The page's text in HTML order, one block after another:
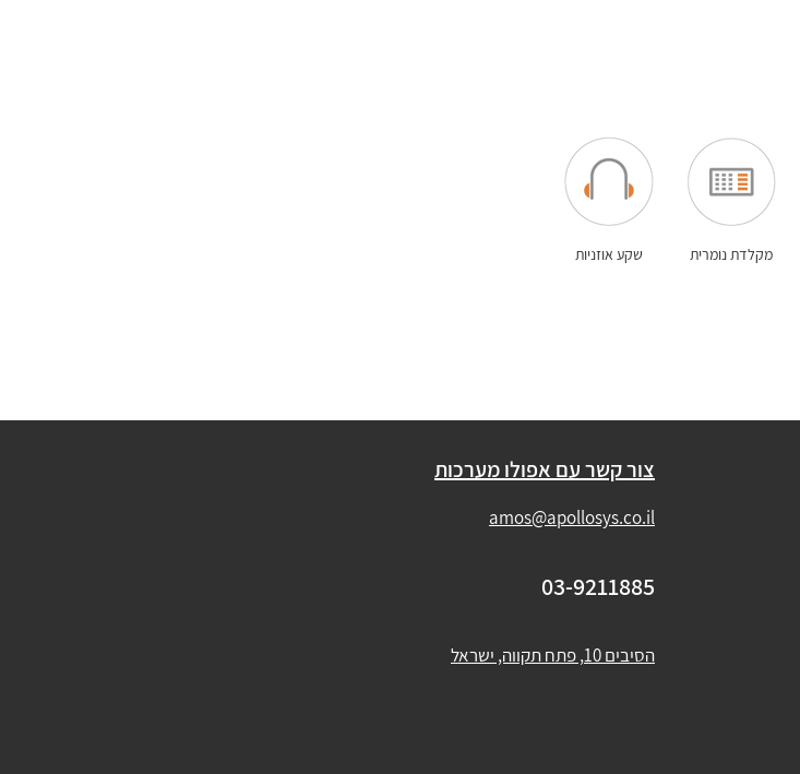
מקלדת נומרית שקע אוזניות
צור קשר עם אפולו מערכות
amos@apollosys.co.il
03-9211885
הסיבים 10, פתח תקווה, ישראל